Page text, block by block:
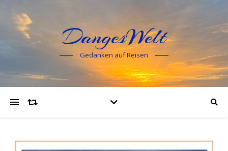
DangesWelt
Gedanken auf Reisen